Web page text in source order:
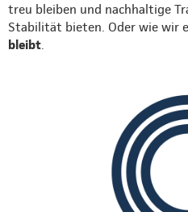
treu bleiben und nachhaltige
Stabilität bieten. Oder wie wir
bleibt